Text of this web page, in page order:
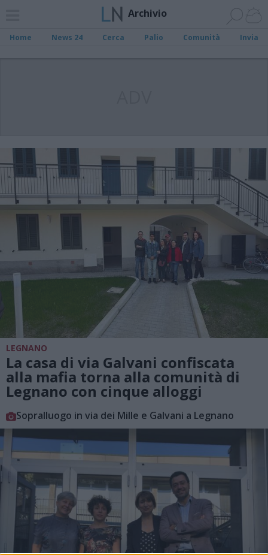
Archivio
Home News 24 Cerca Palio Comunità Invia
LEGNANO
La casa di via Galvani confiscata
alla mafia torna alla comunità di
Legnano con cinque alloggi
Sopralluogo in via dei Mille e Galvani a Legnano